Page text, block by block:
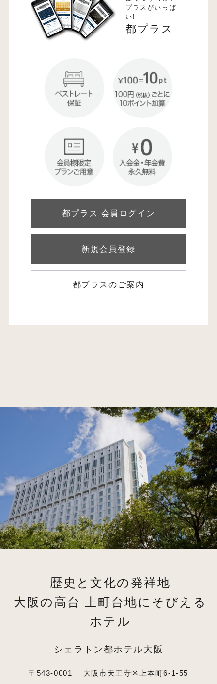
プラスがいっぱ
い!
都プラス
都プラス 会員ログイン
新規会員登録
都プラスのご案内
歴史と文化の発祥地
大阪の高台 上町台地にそびえる
ホテル
シェラトン都ホテル大阪
〒543-0001
大阪市天王寺区上本町6-1-55